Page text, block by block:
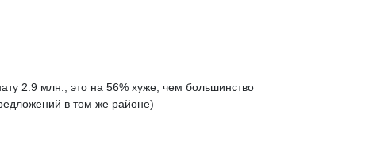
2.9 млн., это на 56% хуже, чем большинство
в том же районе)